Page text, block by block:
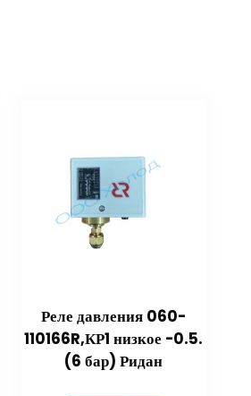
Реле давления 060-
110166R,КР1 низкое -0.5.
(6 бар) Ридан